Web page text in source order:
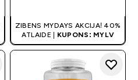
ZIBENS MYDAYS AKCIJA! 40%
ATLAIDE | KUPONS: MYLV